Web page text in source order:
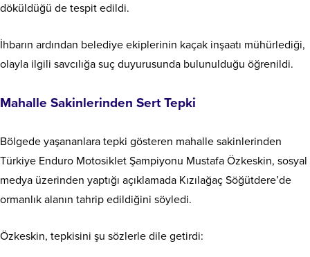
döküldüğü de tespit edildi.
İhbarın ardından belediye ekiplerinin kaçak inşaatı mühürlediği,
olayla ilgili savcılığa suç duyurusunda bulunulduğu öğrenildi.
Mahalle Sakinlerinden Sert Tepki
Bölgede yaşananlara tepki gösteren mahalle sakinlerinden
Türkiye Enduro Motosiklet Şampiyonu Mustafa Özkeskin, sosyal
medya üzerinden yaptığı açıklamada Kızılağaç Söğütdere’de
ormanlık alanın tahrip edildiğini söyledi.
Özkeskin, tepkisini şu sözlerle dile getirdi: